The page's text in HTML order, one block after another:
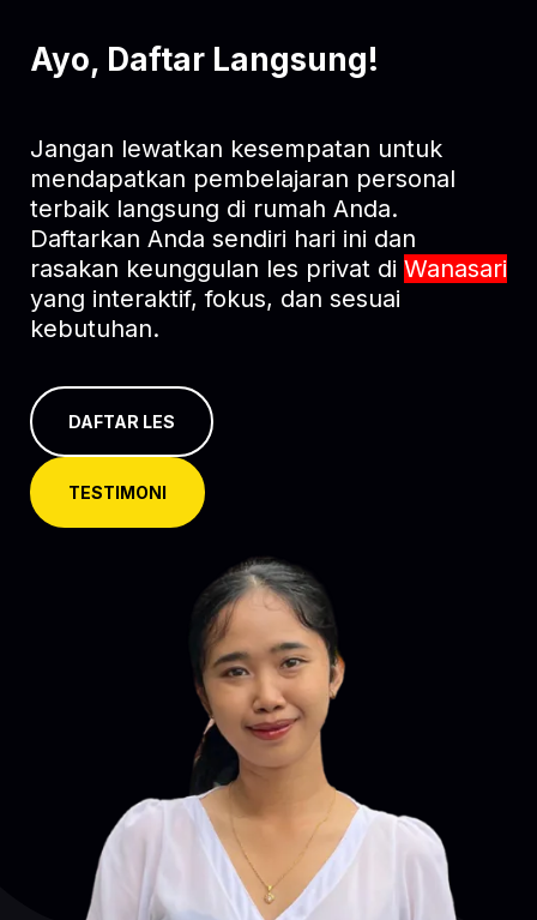
Ayo, Daftar Langsung!
Jangan lewatkan kesempatan untuk
mendapatkan pembelajaran personal
terbaik langsung di rumah Anda.
Daftarkan Anda sendiri hari ini dan
rasakan keunggulan les privat di Wanasari
yang interaktif, fokus, dan sesuai
kebutuhan.
DAFTAR LES
TESTIMONI